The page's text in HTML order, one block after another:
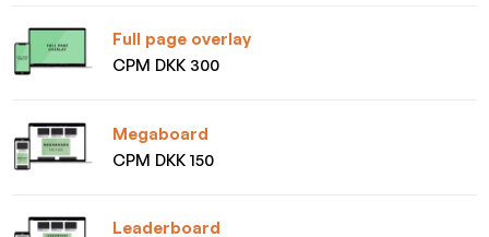
Full page overlay
CPM DKK 300
Megaboard
CPM DKK 150
Leaderboard